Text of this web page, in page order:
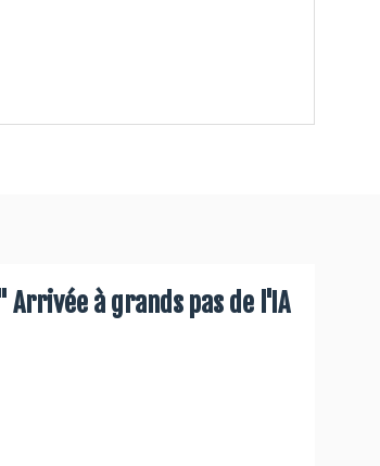
à grands pas de l'IA